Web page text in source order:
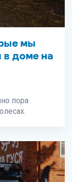
мы
в доме на
пора